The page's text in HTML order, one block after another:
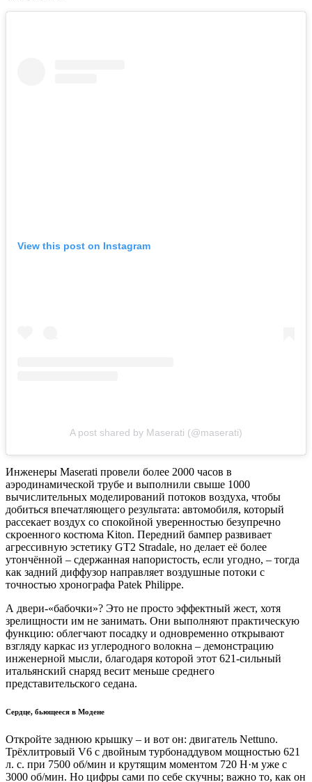
View this post on Instagram
A post shared by Maserati (@maserati)
Инженеры Maserati провели более 2000 часов в
аэродинамической трубе и выполнили свыше 1000
вычислительных моделирований потоков воздуха, чтобы
добиться впечатляющего результата: автомобиля, который
рассекает воздух со спокойной уверенностью безупречно
скроенного костюма Kiton. Передний бампер развивает
агрессивную эстетику GT2 Stradale, но делает её более
утончённой – сдержанная напористость, если угодно, – тогда
как задний диффузор направляет воздушные потоки с
точностью хронографа Patek Philippe.
А двери-«бабочки»? Это не просто эффектный жест, хотя
зрелищности им не занимать. Они выполняют практическую
функцию: облегчают посадку и одновременно открывают
взгляду каркас из углеродного волокна – демонстрацию
инженерной мысли, благодаря которой этот 621-сильный
итальянский снаряд весит меньше среднего
представительского седана.
Сердце, бьющееся в Модене
Откройте заднюю крышку – и вот он: двигатель Nettuno.
Трёхлитровый V6 с двойным турбонаддувом мощностью 621
л. с. при 7500 об/мин и крутящим моментом 720 Н·м уже с
3000 об/мин. Но цифры сами по себе скучны; важно то, как он